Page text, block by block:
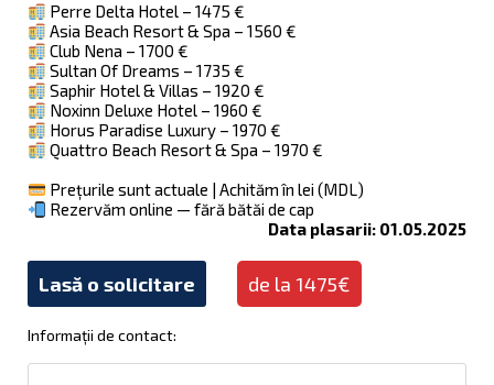
Perre Delta Hotel – 1475 €
Asia Beach Resort & Spa – 1560 €
Club Nena – 1700 €
Sultan Of Dreams – 1735 €
Saphir Hotel & Villas – 1920 €
Noxinn Deluxe Hotel – 1960 €
Horus Paradise Luxury – 1970 €
Quattro Beach Resort & Spa – 1970 €
Prețurile sunt actuale | Achităm în lei (MDL)
Rezervăm online — fără bătăi de cap
Data plasarii: 01.05.2025
Lasă o solicitare de la 1475€
Informații de contact: